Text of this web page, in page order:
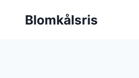
Blomkålsris